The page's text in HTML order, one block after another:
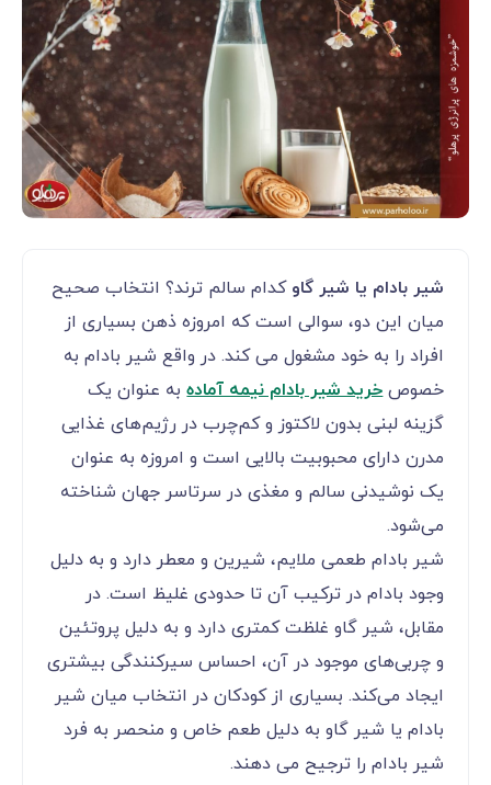
شیر بادام یا شیر گاو کدام سالم ترند؟ انتخاب صحیح
میان این دو، سوالی است که امروزه ذهن بسیاری از
افراد را به خود مشغول می کند. در واقع شیر بادام به
خصوصخرید شیر بادام نیمه آمادهبه عنوان یک
گزینه لبنی بدون لاکتوز و کم‌چرب در رژیم‌های غذایی
مدرن دارای محبوبیت بالایی است و امروزه به عنوان
یک نوشیدنی سالم و مغذی در سرتاسر جهان شناخته
می‌شود.
شیر بادام طعمی ملایم، شیرین و معطر دارد و به دلیل
وجود بادام‌ در ترکیب آن تا حدودی غلیظ است. در
مقابل، شیر گاو غلظت کمتری دارد و به دلیل پروتئین
و چربی‌های موجود در آن، احساس سیرکنندگی بیشتری
ایجاد می‌کند. بسیاری از کودکان در انتخاب میان شیر
بادام یا شیر گاو به دلیل طعم خاص و منحصر به فرد
شیر بادام را ترجیح می دهند.